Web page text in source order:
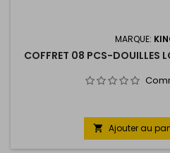
MARQUE:
COFFRET 08 PCS-DOUILLES
 Ajouter au